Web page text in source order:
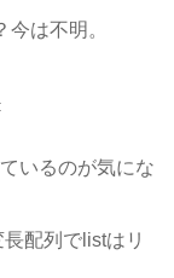
は不明。
いるのが気にな
配列でlistはリ